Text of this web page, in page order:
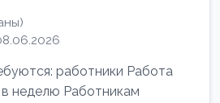
работники Работа
неделю Работникам